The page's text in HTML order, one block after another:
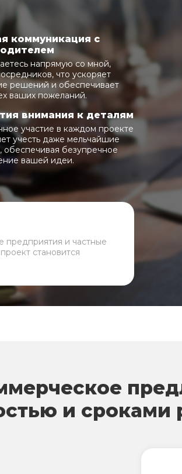
коммуникация с
напрямую со мной,
что ускоряет
решений и обеспечивает
ваших пожеланий.
внимания к деталям
участие в каждом проекте
учесть даже мельчайшие
обеспечивая безупречное
вашей идеи.
и частные
становится
и сроками